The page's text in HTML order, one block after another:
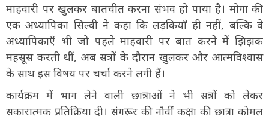
माहवारी पर खुलकर बातचीत करना संभव हो पाया है। मोगा की
एक अध्यापिका सिल्वी ने कहा कि लड़कियाँ ही नहीं, बल्कि वे
अध्यापिकाएँ भी जो पहले माहवारी पर बात करने में झिझक
महसूस करती थीं, अब सत्रों के दौरान खुलकर और आत्मविश्वास
के साथ इस विषय पर चर्चा करने लगी हैं।
कार्यक्रम में भाग लेने वाली छात्राओं ने भी सत्रों को लेकर
सकारात्मक प्रतिक्रिया दी। संगरूर की नौवीं कक्षा की छात्रा कोमल